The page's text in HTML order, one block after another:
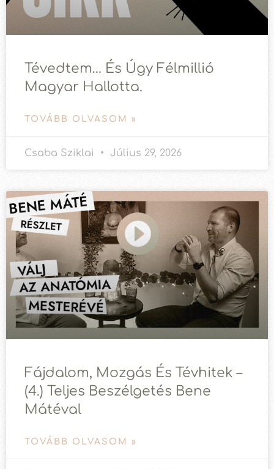
Tévedtem… És Úgy Félmillió
Magyar Hallotta.
TOVÁBB OLVASOM »
Csaba Sziklai Július 29, 2026
Fájdalom, Mozgás És Tévhitek –
(4.) Teljes Beszélgetés Bene
Mátéval
TOVÁBB OLVASOM »